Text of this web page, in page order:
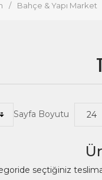
/ Bahçe & Yapı Market
Sayfa Boyutu
seçtiğiniz